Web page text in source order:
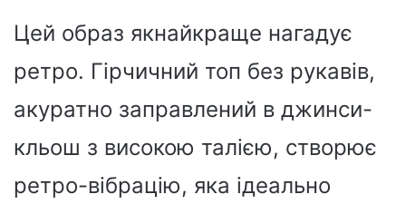
Цей образ якнайкраще нагадує
ретро. Гірчичний топ без рукавів,
акуратно заправлений в джинси-
кльош з високою талією, створює
ретро-вібрацію, яка ідеально